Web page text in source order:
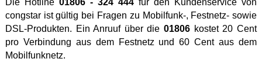
congstar ist gültig bei Fragen zu Mobilfunk-, Festnetz- sowie
DSL-Produkten. Ein Anruuf über die01806 kostet 20 Cent
pro Verbindung aus dem Festnetz und 60 Cent aus dem
Mobilfunknetz.